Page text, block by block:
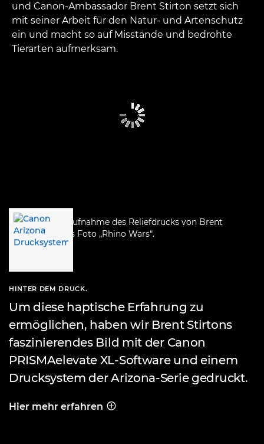
und Canon-Ambassador Brent Stirton setzt sich
mit seiner Arbeit für den Natur- und Artenschutz
ein und macht so auf Misstände und bedrohte
Tierarten aufmerksam.
HINTER DEM DRUCK.
Um diese haptische Erfahrung zu
ermöglichen, haben wir Brent Stirtons
faszinierendes Bild mit der Canon
PRISMAelevate XL-Software und einem
Drucksystem der Arizona-Serie gedruckt.
HINTER DEM DRUCK.
Hier mehr erfahren